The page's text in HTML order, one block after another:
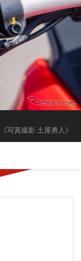
《写真撮影 土屋勇人》